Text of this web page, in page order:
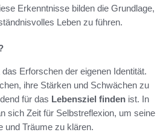
Erkenntnisse bilden die Grundlage,
Leben zu führen.
Erforschen der eigenen Identität.
ihre Stärken und Schwächen zu
für das Lebensziel finden ist. In
sich Zeit für Selbstreflexion, um seine
und Träume zu klären.